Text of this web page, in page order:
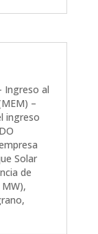
Ingreso al
–
ingreso
Solar
de
MW),